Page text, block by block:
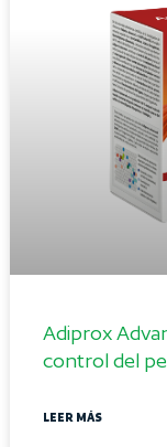
Adiprox
control del
LEER MÁS